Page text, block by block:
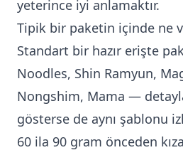
yeterince iyi anlamaktır.
Tipik bir paketin içinde ne
Standart bir hazır erişte
Noodles, Shin Ramyun,
Nongshim, Mama —
gösterse de aynı şablonu
60 ila 90 gram önceden